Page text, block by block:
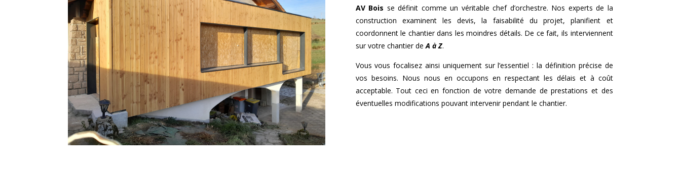
AV Bois se définit comme un véritable chef d’orchestre. Nos experts de la
construction examinent les devis, la faisabilité du projet, planifient et
coordonnent le chantier dans les moindres détails. De ce fait, ils interviennent
sur votre chantier deA à Z.
Vous vous focalisez ainsi uniquement sur l’essentiel : la définition précise de
vos besoins. Nous nous en occupons en respectant les délais et à coût
acceptable. Tout ceci en fonction de votre demande de prestations et des
éventuelles modifications pouvant intervenir pendant le chantier.